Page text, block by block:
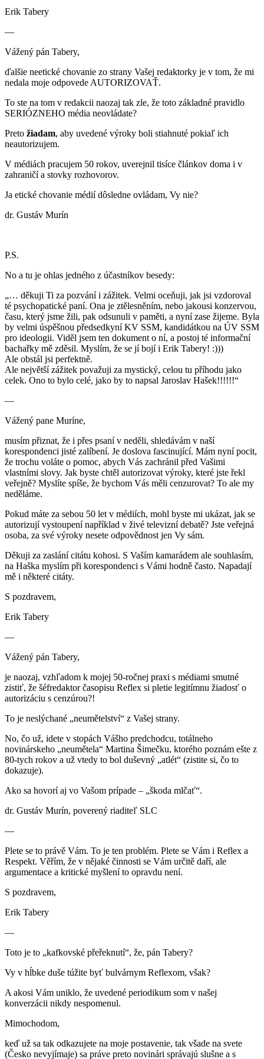
Erik Tabery
—
Vážený pán Tabery,
ďalšie neetické chovanie zo strany Vašej redaktorky je v tom, že mi
nedala moje odpovede AUTORIZOVAŤ.
To ste na tom v redakcii naozaj tak zle, že toto základné pravidlo
SERIÓZNEHO média neovládate?
Preto žiadam, aby uvedené výroky boli stiahnuté pokiaľ ich
neautorizujem.
V médiách pracujem 50 rokov, uverejnil tisíce článkov doma i v
zahraničí a stovky rozhovorov.
Ja etické chovanie médií dôsledne ovládam, Vy nie?
dr. Gustáv Murín
P.S.
No a tu je ohlas jedného z účastníkov besedy:
„… děkuji Ti za pozvání i zážitek. Velmi oceňuji, jak jsi vzdoroval
té psychopatické paní. Ona je ztělesněním, nebo jakousi konzervou,
času, který jsme žili, pak odsunuli v paměti, a nyní zase žijeme. Byla
by velmi úspěšnou předsedkyní KV SSM, kandidátkou na ÚV SSM
pro ideologii. Viděl jsem ten dokument o ní, a postoj té informační
bachařky mě zděsil. Myslím, že se jí bojí i Erik Tabery! :)))
Ale obstál jsi perfektně.
Ale největší zážitek považuji za mystický, celou tu příhodu jako
celek. Ono to bylo celé, jako by to napsal Jaroslav Hašek!!!!!!“
—
Vážený pane Muríne,
musím přiznat, že i přes psaní v neděli, shledávám v naší
korespondenci jisté zalíbení. Je doslova fascinující. Mám nyní pocit,
že trochu voláte o pomoc, abych Vás zachránil před Vašimi
vlastními slovy. Jak byste chtěl autorizovat výroky, které jste řekl
veřejně? Myslíte spíše, že bychom Vás měli cenzurovat? To ale my
neděláme.
Pokud máte za sebou 50 let v médiích, mohl byste mi ukázat, jak se
autorizují vystoupení například v živé televizní debatě? Jste veřejná
osoba, za své výroky nesete odpovědnost jen Vy sám.
Děkuji za zaslání citátu kohosi. S Vaším kamarádem ale souhlasím,
na Haška myslím při korespondenci s Vámi hodně často. Napadají
mě i některé citáty.
S pozdravem,
Erik Tabery
—
Vážený pán Tabery,
je naozaj, vzhľadom k mojej 50-ročnej praxi s médiami smutné
zistiť, že šéfredaktor časopisu Reflex si pletie legitímnu žiadosť o
autorizáciu s cenzúrou?!
To je neslýchané „neumětelství“ z Vašej strany.
No, čo už, idete v stopách Vášho predchodcu, totálneho
novinárskeho „neumětela“ Martina Šimečku, ktorého poznám ešte z
80-tych rokov a už vtedy to bol duševný „atlét“ (zistite si, čo to
dokazuje).
Ako sa hovorí aj vo Vašom prípade – „škoda mlčať“.
dr. Gustáv Murín, poverený riaditeľ SLC
—
Plete se to právě Vám. To je ten problém. Plete se Vám i Reflex a
Respekt. Věřím, že v nějaké činnosti se Vám určitě daří, ale
argumentace a kritické myšlení to opravdu není.
S pozdravem,
Erik Tabery
—
Toto je to „kafkovské přeřeknutí“, že, pán Tabery?
Vy v hĺbke duše túžite byť bulvárnym Reflexom, však?
A akosi Vám uniklo, že uvedené periodikum som v našej
konverzácii nikdy nespomenul.
Mimochodom,
keď už sa tak odkazujete na moje postavenie, tak všade na svete
(Česko nevyjímaje) sa práve preto novinári správajú slušne a s